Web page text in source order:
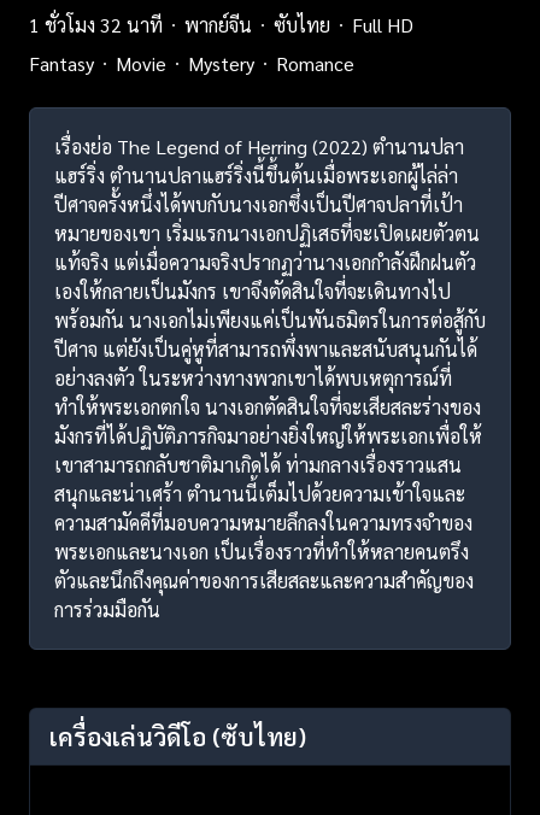
1 ชั่วโมง 32 นาที
พากย์จีน ซับไทย
Full HD
Fantasy
Movie Mystery Romance
เรื่องย่อ The Legend of Herring (2022) ตำนานปลา
แฮร์ริ่ง ตำนานปลาแฮร์ริ่งนี้ขึ้นต้นเมื่อพระเอกผู้ไล่ล่า
ปีศาจครั้งหนึ่งได้พบกับนางเอกซึ่งเป็นปีศาจปลาที่เป้า
หมายของเขา เริ่มแรกนางเอกปฏิเสธที่จะเปิดเผยตัวตน
แท้จริง แต่เมื่อความจริงปรากฏว่านางเอกกำลังฝึกฝนตัว
เองให้กลายเป็นมังกร เขาจึงตัดสินใจที่จะเดินทางไป
พร้อมกัน นางเอกไม่เพียงแค่เป็นพันธมิตรในการต่อสู้กับ
ปีศาจ แต่ยังเป็นคู่หูที่สามารถพึ่งพาและสนับสนุนกันได้
อย่างลงตัว ในระหว่างทางพวกเขาได้พบเหตุการณ์ที่
ทำให้พระเอกตกใจ นางเอกตัดสินใจที่จะเสียสละร่างของ
มังกรที่ได้ปฏิบัติภารกิจมาอย่างยิ่งใหญ่ให้พระเอกเพื่อให้
เขาสามารถกลับชาติมาเกิดได้ ท่ามกลางเรื่องราวแสน
สนุกและน่าเศร้า ตำนานนี้เต็มไปด้วยความเข้าใจและ
ความสามัคคีที่มอบความหมายลึกลงในความทรงจำของ
พระเอกและนางเอก เป็นเรื่องราวที่ทำให้หลายคนตรึง
ตัวและนึกถึงคุณค่าของการเสียสละและความสำคัญของ
การร่วมมือกัน
เครื่องเล่นวิดีโอ (ซับไทย)